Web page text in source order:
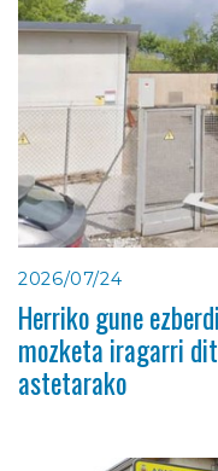
2026/07/24
Herriko gune
mozketa iragarri
astetarako